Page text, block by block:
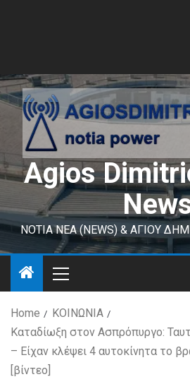
Agios
ΝΟΤΙΑ ΝΕΑ (NEWS) & ΑΓΙΟΥ
Home
ΚΟΙΝΩΝΙΑ
Καταδίωξη στον Ασπρόπυργο:
– Είχαν κλέψει 4 αυτοκίνητα το
[βίντεο]